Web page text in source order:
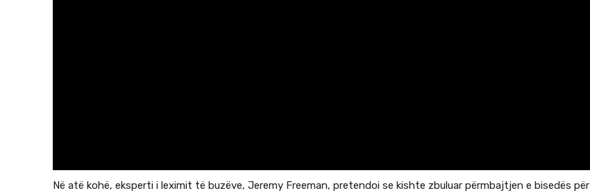
Në atë kohë, eksperti i leximit të buzëve, Jeremy Freeman, pretendoi se kishte zbuluar përmbajtjen e bisedës për